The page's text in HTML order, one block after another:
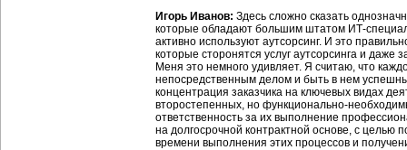
Игорь Иванов: Здесь сложно сказать
которые обладают большим штатом ИТ-
активно используют аутсорсинг. И это
которые сторонятся услуг аутсорсинга и даже
Меня это немного удивляет. Я считаю, что
непосредственным делом и быть в нем
концентрация заказчика на ключевых видах
второстепенных, но функционально-
ответственность за их выполнение
на долгосрочной контрактной основе, с целью
времени выполнения этих процессов и